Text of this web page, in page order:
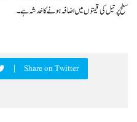
سطح پر تیل کی قیمتوں میں اضافہ ہونے کا خدشہ ہے۔
Share on Twitter